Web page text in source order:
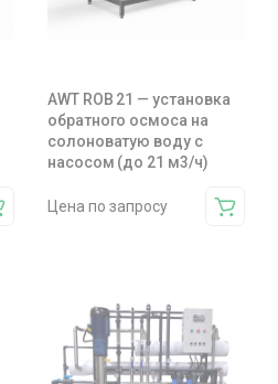
AWT ROB 21 — установка
обратного осмоса на
солоноватую воду с
насосом (до 21 м3/ч)
Цена по запросу